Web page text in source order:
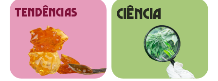
tendências Ciência